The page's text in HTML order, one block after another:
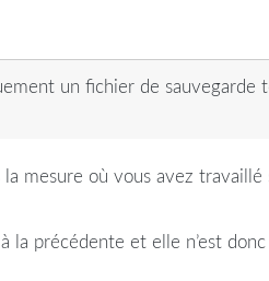
un fichier de sauvegarde
mesure où vous avez
la précédente et elle n’est